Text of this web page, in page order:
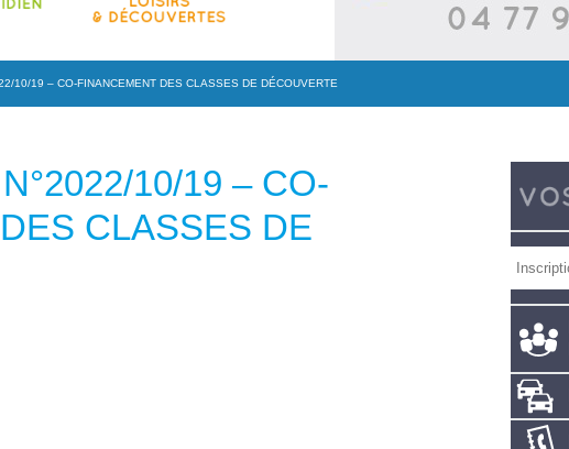
10/19 – CO-FINANCEMENT DES CLASSES DE DÉCOUVERTE
10/19 – CO-
CLASSES DE